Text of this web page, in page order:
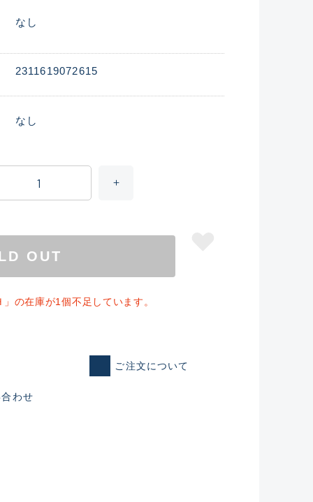
れた未使用
なし
2311619072615
なし
OUT
の在庫が1個不足しています。
ご注文について
わせ